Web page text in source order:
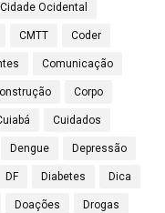
Cidade Ocidental
CMTT Coder
Comunicação
Corpo
Cuidados
Dengue Depressão
DF Diabetes Dica
Doações Drogas